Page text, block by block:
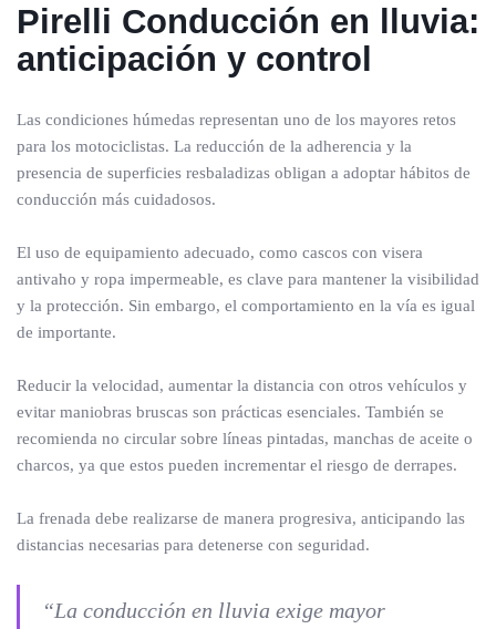
Pirelli Conducción en lluvia:
anticipación y control
Las condiciones húmedas representan uno de los mayores retos
para los motociclistas. La reducción de la adherencia y la
presencia de superficies resbaladizas obligan a adoptar hábitos de
conducción más cuidadosos.
El uso de equipamiento adecuado, como cascos con visera
antivaho y ropa impermeable, es clave para mantener la visibilidad
y la protección. Sin embargo, el comportamiento en la vía es igual
de importante.
Reducir la velocidad, aumentar la distancia con otros vehículos y
evitar maniobras bruscas son prácticas esenciales. También se
recomienda no circular sobre líneas pintadas, manchas de aceite o
charcos, ya que estos pueden incrementar el riesgo de derrapes.
La frenada debe realizarse de manera progresiva, anticipando las
distancias necesarias para detenerse con seguridad.
“La conducción en lluvia exige mayor